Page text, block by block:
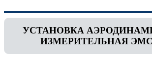
УСТАНОВКА
ИЗМЕРИТЕЛЬНАЯ ЭМС